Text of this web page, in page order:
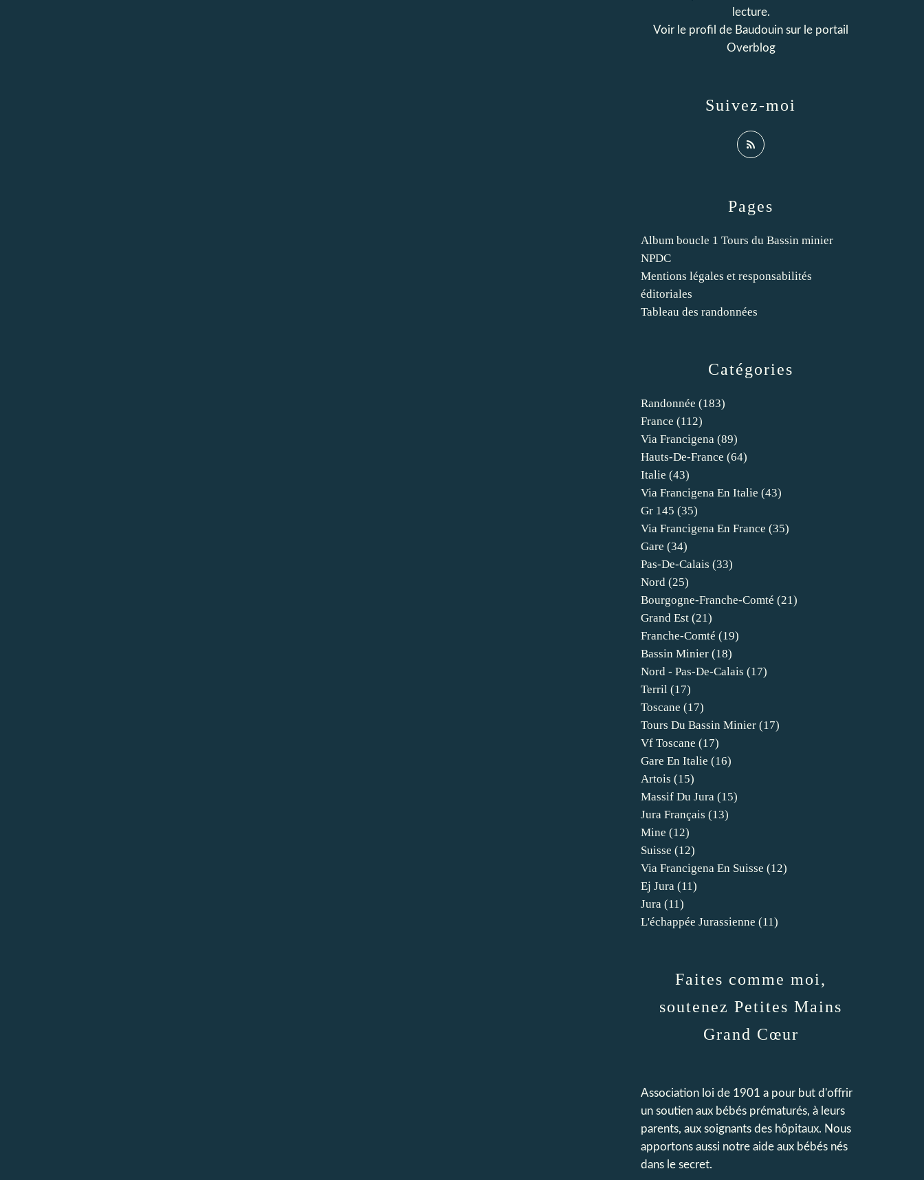
Catégories
Randonnée (183)
France (112)
Via Francigena (89)
Hauts-De-France (64)
Italie (43)
Via Francigena En Italie (43)
Gr 145 (35)
Via Francigena En France (35)
Gare (34)
Pas-De-Calais (33)
Nord (25)
Bourgogne-Franche-Comté (21)
Grand Est (21)
Franche-Comté (19)
Bassin Minier (18)
Nord - Pas-De-Calais (17)
Terril (17)
Toscane (17)
Tours Du Bassin Minier (17)
Vf Toscane (17)
Gare En Italie (16)
Artois (15)
Massif Du Jura (15)
Jura Français (13)
Mine (12)
Suisse (12)
Via Francigena En Suisse (12)
Ej Jura (11)
Jura (11)
L'échappée Jurassienne (11)
Pages
Album boucle 1 Tours du Bassin minier
NPDC
Mentions légales et responsabilités
éditoriales
Tableau des randonnées
Suivez-moi
lecture.
Voir le profil de Baudouin sur le portail
Overblog
Faites comme moi,
soutenez Petites Mains
Grand Cœur
Association loi de 1901 a pour but d'offrir
un soutien aux bébés prématurés, à leurs
parents, aux soignants des hôpitaux. Nous
apportons aussi notre aide aux bébés nés
dans le secret.